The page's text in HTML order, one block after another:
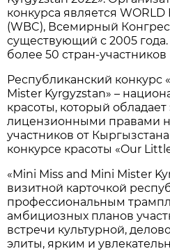
конкурса является WORLD
(WBC), Всемирный
существующий с 2005
более 50 стран-
Республиканский конкурс
Mister Kyrgyzstan» –
красоты, который
лицензионными правами
участников от
конкурсе красоты «Our
«Mini Miss and Мini Mister
визитной карточкой
профессиональным
амбициозных планов
встречи культурной,
элиты, ярким и